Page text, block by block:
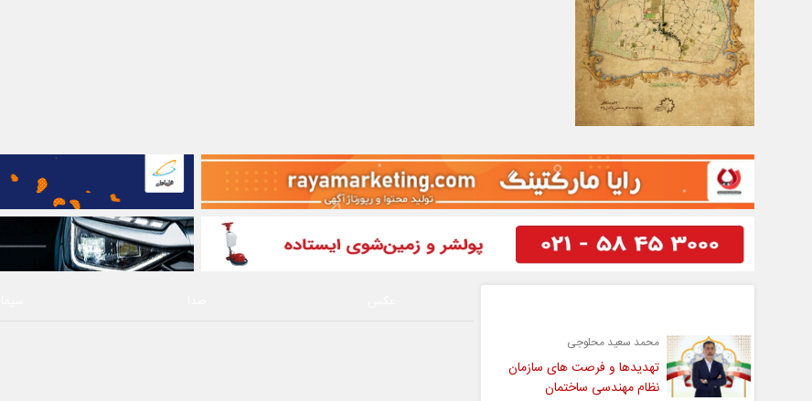
محمد سعید محلوجی
تهدیدها و فرصت های سازمان
نظام مهندسی ساختمان